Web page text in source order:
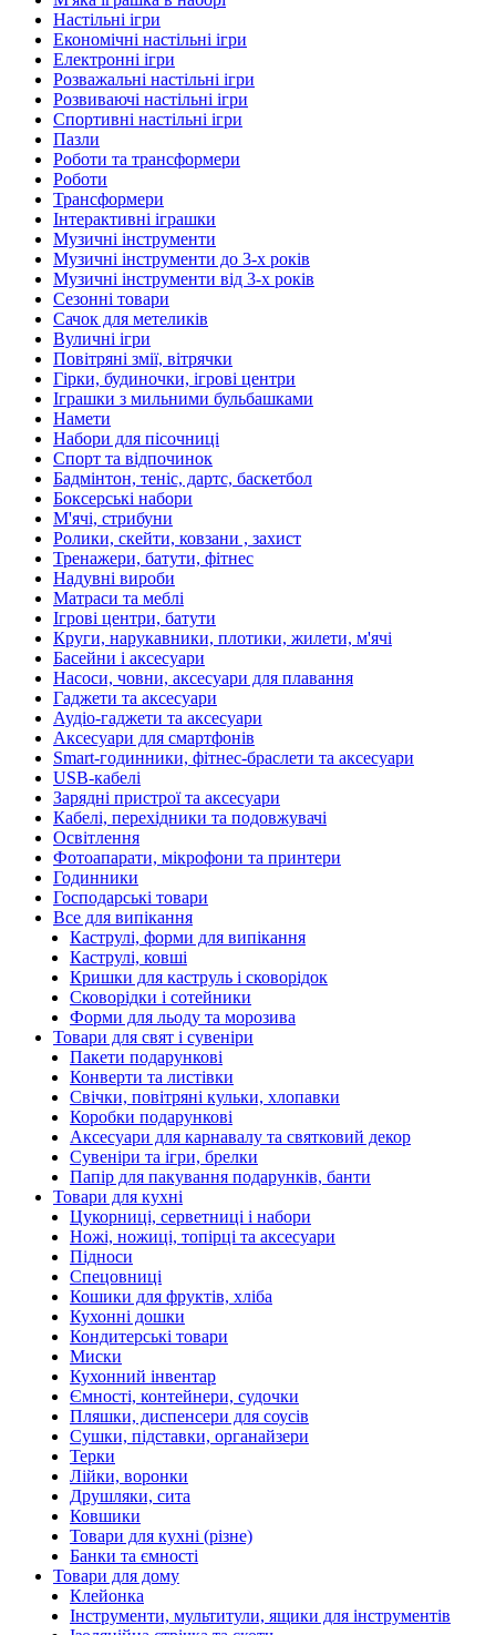
Настільні ігри
Економічні настільні ігри
Електронні ігри
Розважальні настільні ігри
Розвиваючі настільні ігри
Спортивні настільні ігри
Пазли
Роботи та трансформери
Роботи
Трансформери
Інтерактивні іграшки
Музичні інструменти
Музичні інструменти до 3-х років
Музичні інструменти від 3-х років
Сезонні товари
Сачок для метеликів
Вуличні ігри
Повітряні змії, вітрячки
Гірки, будиночки, ігрові центри
Іграшки з мильними бульбашками
Намети
Набори для пісочниці
Спорт та відпочинок
Бадмінтон, теніс, дартс, баскетбол
Боксерські набори
М'ячі, стрибуни
Ролики, скейти, ковзани , захист
Тренажери, батути, фітнес
Надувні вироби
Матраси та меблі
Ігрові центри, батути
Круги, нарукавники, плотики, жилети, м'ячі
Басейни і аксесуари
Насоси, човни, аксесуари для плавання
Гаджети та аксесуари
Аудіо-гаджети та аксесуари
Аксесуари для смартфонів
Smart-годинники, фітнес-браслети та аксесуари
USB-кабелі
Зарядні пристрої та аксесуари
Кабелі, перехідники та подовжувачі
Освітлення
Фотоапарати, мікрофони та принтери
Годинники
Господарські товари
Все для випікання
Каструлі, форми для випікання
Каструлі, ковші
Кришки для каструль і сковорідок
Сковорідки і сотейники
Форми для льоду та морозива
Товари для свят і сувеніри
Пакети подарункові
Конверти та листівки
Свічки, повітряні кульки, хлопавки
Коробки подарункові
Аксесуари для карнавалу та святковий декор
Сувеніри та ігри, брелки
Папір для пакування подарунків, банти
Товари для кухні
Цукорниці, серветниці і набори
Ножі, ножиці, топірці та аксесуари
Підноси
Спецовниці
Кошики для фруктів, хліба
Кухонні дошки
Кондитерські товари
Миски
Кухонний інвентар
Ємності, контейнери, судочки
Пляшки, диспенсери для соусів
Сушки, підставки, органайзери
Терки
Лійки, воронки
Друшляки, сита
Ковшики
Товари для кухні (різне)
Банки та ємності
Товари для дому
Клейонка
Інструменти, мультитули, ящики для інструментів